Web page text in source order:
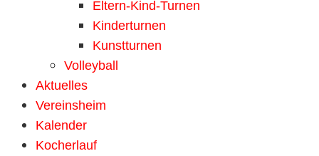
Eltern-Kind-Turnen
Kinderturnen
Kunstturnen
Volleyball
Aktuelles
Vereinsheim
Kalender
Kocherlauf